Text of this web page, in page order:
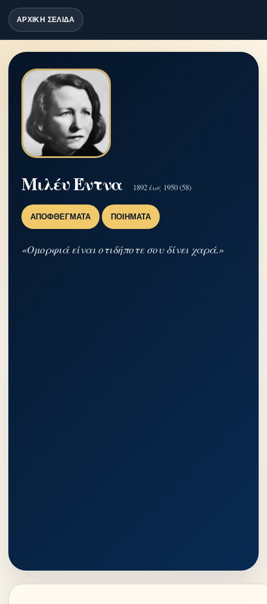
ΑΡΧΙΚΗ ΣΕΛΙΔΑ
Μιλέυ Έντνα 1892 έως 1950 (58)
ΑΠΟΦΘΈΓΜΑΤΑ ΠΟΙΉΜΑΤΑ
«Ομορφιά είναι οτιδήποτε σου δίνει χαρά.»